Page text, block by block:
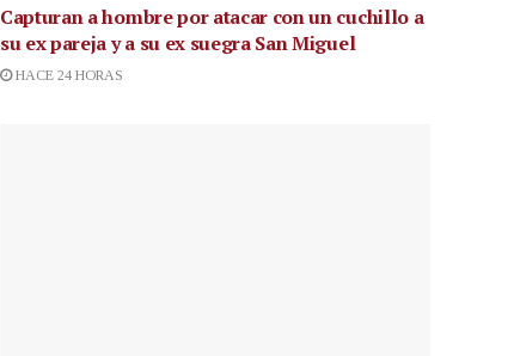
Capturan a hombre por atacar con un cuchillo a
su ex pareja y a su ex suegra San Miguel
HACE 24 HORAS